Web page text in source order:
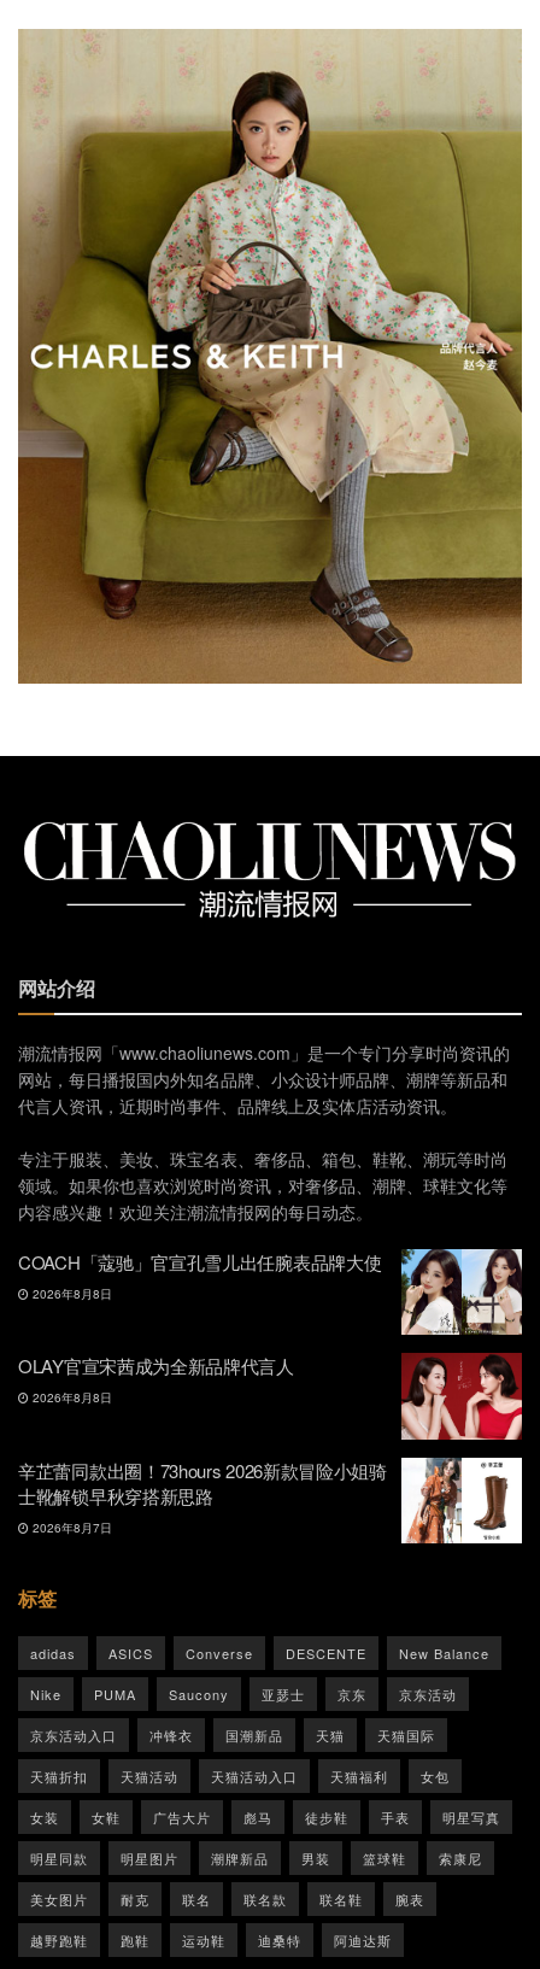
网站介绍
潮流情报网「www.chaoliunews.com」是一个专门分享时尚资讯的
网站，每日播报国内外知名品牌、小众设计师品牌、潮牌等新品和
代言人资讯，近期时尚事件、品牌线上及实体店活动资讯。
专注于服装、美妆、珠宝名表、奢侈品、箱包、鞋靴、潮玩等时尚
领域。如果你也喜欢浏览时尚资讯，对奢侈品、潮牌、球鞋文化等
内容感兴趣！欢迎关注潮流情报网的每日动态。
COACH「蔻驰」官宣孔雪儿出任腕表品牌大使
2026年8月8日
OLAY官宣宋茜成为全新品牌代言人
2026年8月8日
辛芷蕾同款出圈！73hours 2026新款冒险小姐骑
士靴解锁早秋穿搭新思路
2026年8月7日
标签
adidas ASICS Converse DESCENTE New Balance
Nike PUMA Saucony 亚瑟士 京东 京东活动
京东活动入口 冲锋衣 国潮新品 天猫 天猫国际
天猫折扣 天猫活动 天猫活动入口 天猫福利 女包
女装 女鞋 广告大片 彪马 徒步鞋 手表 明星写真
明星同款 明星图片 潮牌新品 男装 篮球鞋 索康尼
美女图片 耐克 联名 联名款 联名鞋 腕表
越野跑鞋 跑鞋 运动鞋 迪桑特 阿迪达斯